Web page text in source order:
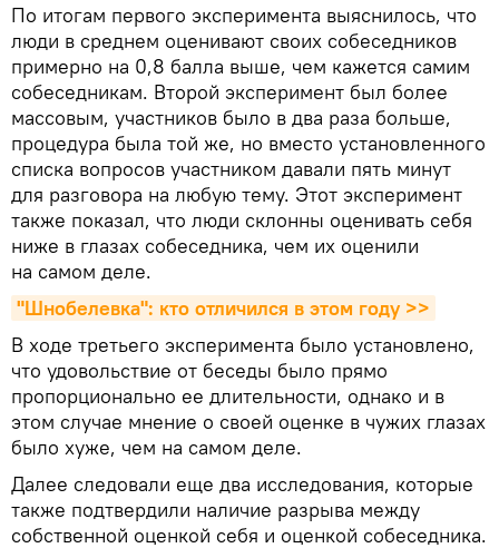
По итогам первого эксперимента выяснилось, что
люди в среднем оценивают своих собеседников
примерно на 0,8 балла выше, чем кажется самим
собеседникам. Второй эксперимент был более
массовым, участников было в два раза больше,
процедура была той же, но вместо установленного
списка вопросов участником давали пять минут
для разговора на любую тему. Этот эксперимент
также показал, что люди склонны оценивать себя
ниже в глазах собеседника, чем их оценили
на самом деле.
"Шнобелевка": кто отличился в этом году >>
В ходе третьего эксперимента было установлено,
что удовольствие от беседы было прямо
пропорционально ее длительности, однако и в
этом случае мнение о своей оценке в чужих глазах
было хуже, чем на самом деле.
Далее следовали еще два исследования, которые
также подтвердили наличие разрыва между
собственной оценкой себя и оценкой собеседника.